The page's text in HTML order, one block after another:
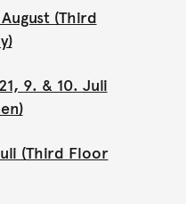
(Third
9. & 10. Juli
(Third Floor